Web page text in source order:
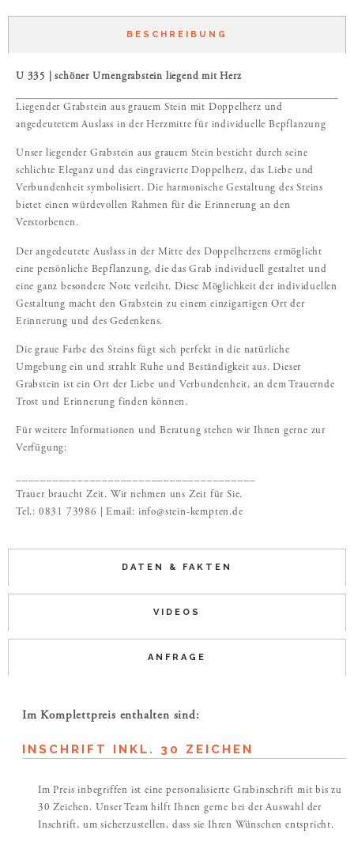
BESCHREIBUNG
DATEN & FAKTEN
VIDEOS
ANFRAGE
U 335 | schöner Urnengrabstein liegend mit Herz
Liegender Grabstein aus grauem Stein mit Doppelherz und
angedeutetem Auslass in der Herzmitte für individuelle Bepflanzung
Unser liegender Grabstein aus grauem Stein besticht durch seine
schlichte Eleganz und das eingravierte Doppelherz, das Liebe und
Verbundenheit symbolisiert. Die harmonische Gestaltung des Steins
bietet einen würdevollen Rahmen für die Erinnerung an den
Verstorbenen.
Der angedeutete Auslass in der Mitte des Doppelherzens ermöglicht
eine persönliche Bepflanzung, die das Grab individuell gestaltet und
eine ganz besondere Note verleiht. Diese Möglichkeit der individuellen
Gestaltung macht den Grabstein zu einem einzigartigen Ort der
Erinnerung und des Gedenkens.
Die graue Farbe des Steins fügt sich perfekt in die natürliche
Umgebung ein und strahlt Ruhe und Beständigkeit aus. Dieser
Grabstein ist ein Ort der Liebe und Verbundenheit, an dem Trauernde
Trost und Erinnerung finden können.
Für weitere Informationen und Beratung stehen wir Ihnen gerne zur
Verfügung:
Trauer braucht Zeit. Wir nehmen uns Zeit für Sie.
Tel.: 0831 73986 | Email: info@stein-kempten.de
Im Komplettpreis enthalten sind:
INSCHRIFT INKL. 30 ZEICHEN
Im Preis inbegriffen ist eine personalisierte Grabinschrift mit bis zu
30 Zeichen. Unser Team hilft Ihnen gerne bei der Auswahl der
Inschrift, um sicherzustellen, dass sie Ihren Wünschen entspricht.